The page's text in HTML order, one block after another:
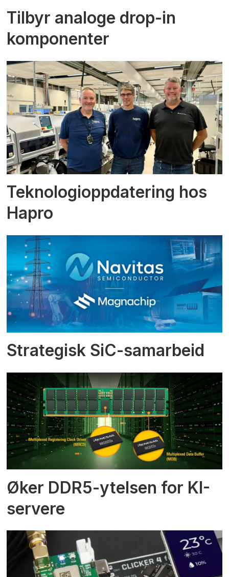
Tilbyr analoge drop-in
komponenter
Teknologioppdatering hos
Hapro
Strategisk SiC-samarbeid
Øker DDR5-ytelsen for KI-
servere